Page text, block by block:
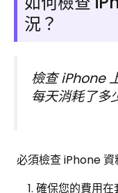
況？
檢查 iPhone
每天消耗了多
必須檢查 iPhone 資
確保您的費用